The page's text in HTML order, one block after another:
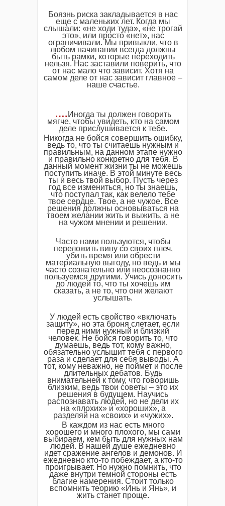
Боязнь риска закладывается в нас
еще с маленьких лет. Когда мы
слышали: «не ходи туда», «не трогай
это», или просто «нет», нас
ограничивали. Мы привыкли, что в
любом начинании всегда должны
быть рамки, которые переходить
нельзя. Нас заставили поверить, что
от нас мало что зависит. Хотя на
самом деле от нас зависит главное –
наше счастье.
….Иногда ты должен говорить
мягче, чтобы увидеть, кто на самом
деле прислушивается к тебе.
Никогда не бойся совершить ошибку,
ведь то, что ты считаешь нужным и
правильным, на данном этапе нужно
и правильно конкретно для тебя. В
данный момент жизни ты не можешь
поступить иначе. В этой минуте весь
ты и весь твой выбор. Пусть через
год все измениться, но ты знаешь,
что поступал так, как велело тебе
твое сердце. Твое, а не чужое. Все
решения должны основываться на
твоем желании жить и выжить, а не
на чужом мнении и решении.
Часто нами пользуются, чтобы
переложить вину со своих плеч,
убить время или обрести
материальную выгоду, но ведь и мы
часто сознательно или неосознанно
пользуемся другими. Учись доносить
до людей то, что ты хочешь им
сказать, а не то, что они желают
услышать.
У людей есть свойство «включать
защиту», но эта броня слетает, если
перед ними нужный и близкий
человек. Не бойся говорить то, что
думаешь, ведь тот, кому важно,
обязательно услышит тебя с первого
раза и сделает для себя выводы. А
тот, кому неважно, не поймет и после
длительных дебатов. Будь
внимательней к тому, что говоришь
близким, ведь твои советы – это их
решения в будущем. Научись
распознавать людей, но не дели их
на «плохих» и «хороших», а
разделяй на «своих» и «чужих».
В каждом из нас есть много
хорошего и много плохого, мы сами
выбираем, кем быть для нужных нам
людей. В нашей душе ежедневно
идет сражение ангелов и демонов. И
ежедневно кто-то побеждает, а кто-то
проигрывает. Но нужно помнить, что
даже внутри темной стороны есть
благие намерения. Стоит только
вспомнить теорию «Инь и Янь», и
жить станет проще.